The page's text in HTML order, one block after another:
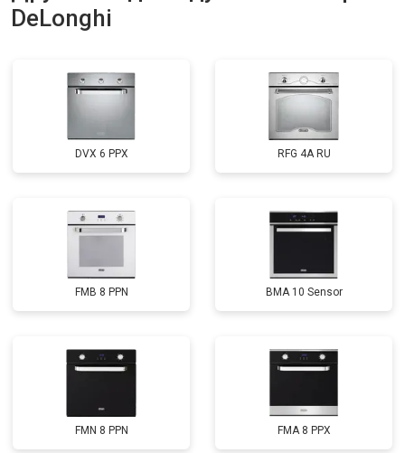
DeLonghi
DVX 6 PPX RFG 4A RU
FMB 8 PPN BMA 10 Sensor
FMN 8 PPN FMA 8 PPX